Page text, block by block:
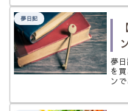
ど
て
が...
夢日記
夢
を
ン
な